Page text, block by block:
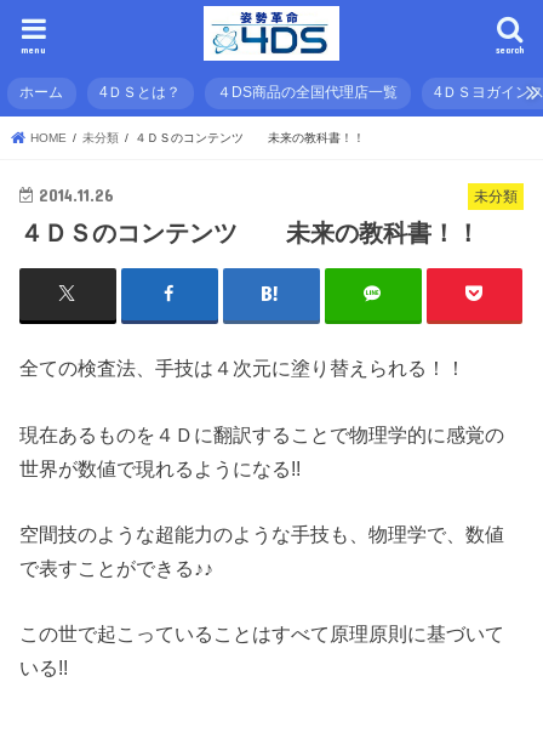
search
menu
ホーム 4ＤＳとは？ ４DS商品の全国代理店一覧 4ＤＳヨガイン
HOME 未分類 ４ＤＳのコンテンツ 未来の教科書！！
未分類
2014.11.26
４ＤＳのコンテンツ 未来の教科書！！
全ての検査法、手技は４次元に塗り替えられる！！
現在あるものを４Ｄに翻訳することで物理学的に感覚の
世界が数値で現れるようになる!!
空間技のような超能力のような手技も、物理学で、数値
で表すことができる♪♪
この世で起こっていることはすべて原理原則に基づいて
いる!!